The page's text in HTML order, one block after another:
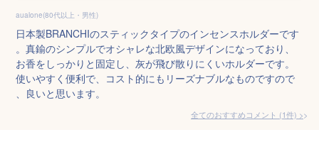
aualone(80代以上・男性)
日本製BRANCHIのスティックタイプのインセンスホルダーです
。真鍮のシンプルでオシャレな北欧風デザインになっており、
お香をしっかりと固定し、灰が飛び散りにくいホルダーです。
使いやすく便利で、コスト的にもリーズナブルなものですので
、良いと思います。
全てのおすすめコメント (1件) >